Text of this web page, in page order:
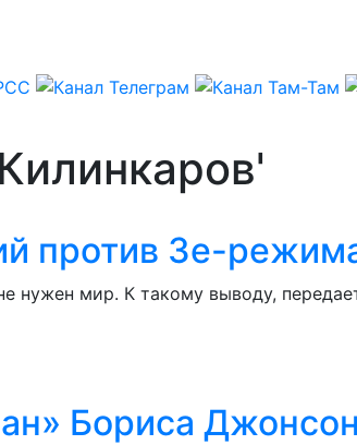
против Зе-
нужен мир. К такому выводу,
Бориса